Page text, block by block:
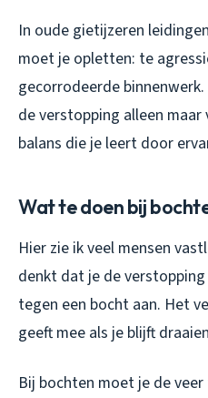
In oude gietijzeren
moet je opletten: te
gecorrodeerde
de verstopping alleen maar
balans die je leert door
Wat te doen bij
Hier zie ik veel mensen
denkt dat je de
tegen een bocht aan. Het
geeft mee als je blijft
Bij bochten moet je de